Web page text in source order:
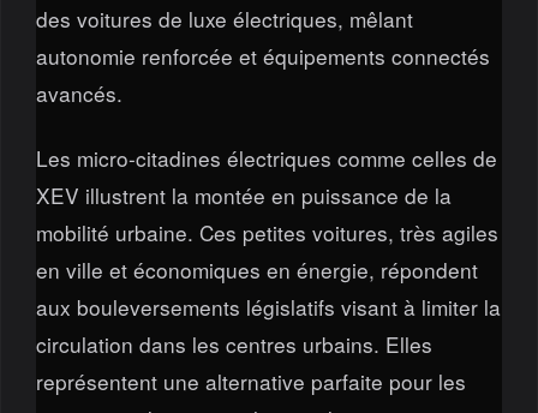
des voitures de luxe électriques, mêlant
autonomie renforcée et équipements connectés
avancés.
Les micro-citadines électriques comme celles de
XEV illustrent la montée en puissance de la
mobilité urbaine. Ces petites voitures, très agiles
en ville et économiques en énergie, répondent
aux bouleversements législatifs visant à limiter la
circulation dans les centres urbains. Elles
représentent une alternative parfaite pour les